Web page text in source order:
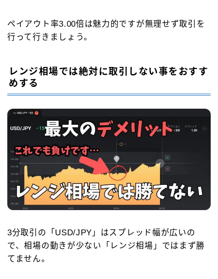
ペイアウト率3.00倍は魅力的ですが無理せず取引を
行って行きましょう。
レンジ相場では絶対に取引しない事をおすす
めする
3分取引の「USD/JPY」はスプレッド幅が広いの
で、相場の動きが少ない「レンジ相場」ではまず勝
てません。